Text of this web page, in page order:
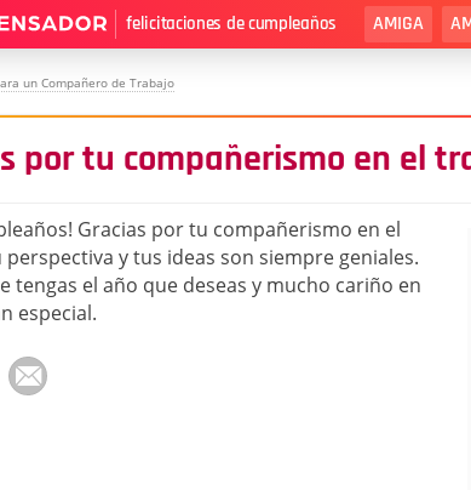
felicitaciones de cumpleaños AMIGA
un Compañero de Trabajo
por tu compañerismo en el
Gracias por tu compañerismo en el
y tus ideas son siempre geniales.
tengas el año que deseas y mucho cariño en
especial.